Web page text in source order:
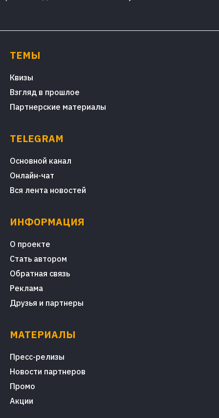
ТЕМЫ
Квизы
Взгляд в прошлое
Партнерские материалы
TELEGRAM
Основной канал
Онлайн-чат
Вся лента новостей
ИНФОРМАЦИЯ
О проекте
Стать автором
Обратная связь
Реклама
Друзья и партнеры
МАТЕРИАЛЫ
Пресс-релизы
Новости партнеров
Промо
Акции